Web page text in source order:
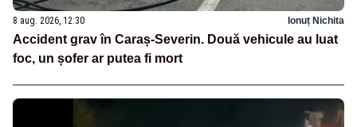
8 aug. 2026, 12:30 Ionuț Nichita
Accident grav în Caraș-Severin. Două vehicule au luat
foc, un șofer ar putea fi mort